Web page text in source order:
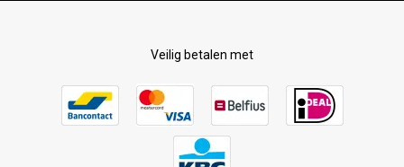
Veilig betalen met